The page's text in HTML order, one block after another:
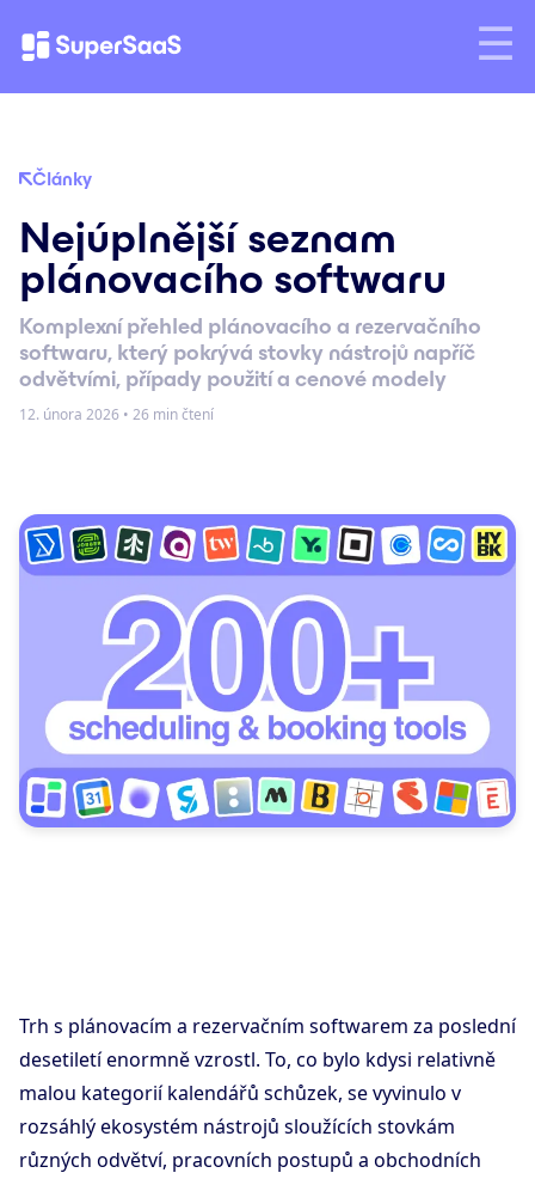
Články
Nejúplnější seznam
plánovacího softwaru
Komplexní přehled plánovacího a rezervačního
softwaru, který pokrývá stovky nástrojů napříč
odvětvími, případy použití a cenové modely
12. února 2026 • 26 min čtení
Trh s plánovacím a rezervačním softwarem za poslední
desetiletí enormně vzrostl. To, co bylo kdysi relativně
malou kategorií kalendářů schůzek, se vyvinulo v
rozsáhlý ekosystém nástrojů sloužících stovkám
různých odvětví, pracovních postupů a obchodních